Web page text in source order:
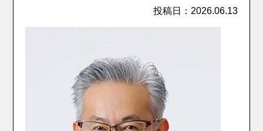
投稿日：2026.06.13